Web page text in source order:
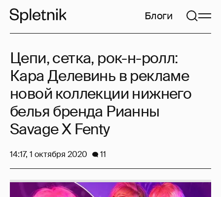
Блоги
Цепи, сетка, рок-н-ролл:
Кара Делевинь в рекламе
новой коллекции нижнего
белья бренда Рианны
Savage X Fenty
14:17, 1 октября 2020 11